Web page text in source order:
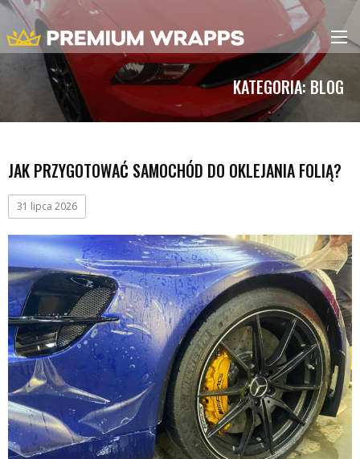
KATEGORIA:BLOG
JAK PRZYGOTOWAĆ SAMOCHÓD DO OKLEJANIA FOLIĄ?
31 lipca 2026